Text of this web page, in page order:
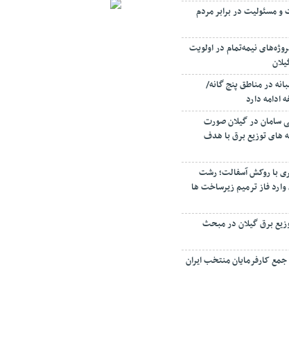
مسئولیت‌ در برابر مردم
نیمه‌تمام در اولویت
در مناطق پنج گانه/
دارد
سامان در گیلان صورت
فیدر شبکه های توزیع برق با هدف
با روکش آسفالت؛ رشت
فاز ترمیم زیرساخت ها
برق گیلان در مبحث
کارفرمایان منتخب ایران